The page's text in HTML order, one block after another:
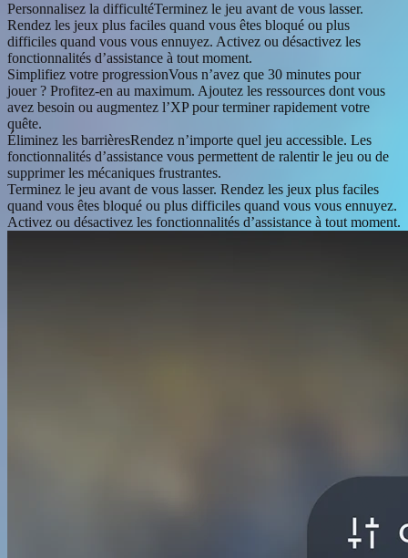
Personnalisez la difficultéTerminez le jeu avant de vous lasser.
Rendez les jeux plus faciles quand vous êtes bloqué ou plus
difficiles quand vous vous ennuyez. Activez ou désactivez les
fonctionnalités d’assistance à tout moment.
Simplifiez votre progressionVous n’avez que 30 minutes pour
jouer ? Profitez-en au maximum. Ajoutez les ressources dont vous
avez besoin ou augmentez l’XP pour terminer rapidement votre
quête.
Éliminez les barrièresRendez n’importe quel jeu accessible. Les
fonctionnalités d’assistance vous permettent de ralentir le jeu ou de
supprimer les mécaniques frustrantes.
Terminez le jeu avant de vous lasser. Rendez les jeux plus faciles
quand vous êtes bloqué ou plus difficiles quand vous vous ennuyez.
Activez ou désactivez les fonctionnalités d’assistance à tout moment.